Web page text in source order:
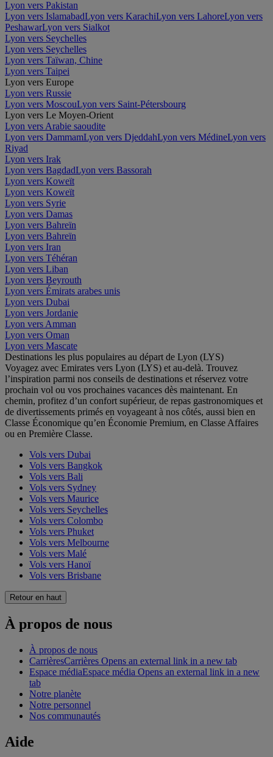
Lyon vers Pakistan
Lyon vers IslamabadLyon vers KarachiLyon vers LahoreLyon vers
PeshawarLyon vers Sialkot
Lyon vers Seychelles
Lyon vers Seychelles
Lyon vers Taïwan, Chine
Lyon vers Taipei
Lyon vers Europe
Lyon vers Russie
Lyon vers MoscouLyon vers Saint-Pétersbourg
Lyon vers Le Moyen-Orient
Lyon vers Arabie saoudite
Lyon vers DammamLyon vers DjeddahLyon vers MédineLyon vers
Riyad
Lyon vers Irak
Lyon vers BagdadLyon vers Bassorah
Lyon vers Koweït
Lyon vers Koweït
Lyon vers Syrie
Lyon vers Damas
Lyon vers Bahreïn
Lyon vers Bahreïn
Lyon vers Iran
Lyon vers Téhéran
Lyon vers Liban
Lyon vers Beyrouth
Lyon vers Émirats arabes unis
Lyon vers Dubai
Lyon vers Jordanie
Lyon vers Amman
Lyon vers Oman
Lyon vers Mascate
Destinations les plus populaires au départ de Lyon (LYS)
Voyagez avec Emirates vers Lyon (LYS) et au-delà. Trouvez
l’inspiration parmi nos conseils de destinations et réservez votre
prochain vol ou vos prochaines vacances dès maintenant. En
chemin, profitez d’un confort supérieur, de repas gastronomiques et
de divertissements primés en voyageant à nos côtés, aussi bien en
Classe Économique qu’en Économie Premium, en Classe Affaires
ou en Première Classe.
Vols vers Dubai
Vols vers Bangkok
Vols vers Bali
Vols vers Sydney
Vols vers Maurice
Vols vers Seychelles
Vols vers Colombo
Vols vers Phuket
Vols vers Melbourne
Vols vers Malé
Vols vers Hanoï
Vols vers Brisbane
Retour en haut
À propos de nous
À propos de nous
CarrièresCarrières Opens an external link in a new tab
Espace médiaEspace média Opens an external link in a new
tab
Notre planète
Notre personnel
Nos communautés
Aide